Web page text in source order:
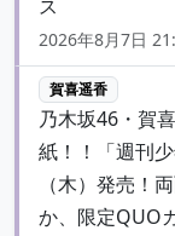
ス
2026年8月7日
賀喜遥香
乃木坂46・賀
紙！！「週刊
（木）発売！
か、限定QUO